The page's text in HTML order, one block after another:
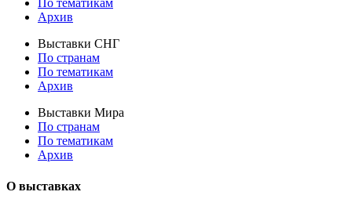
По тематикам
Архив
Выставки СНГ
По странам
По тематикам
Архив
Выставки Мира
По странам
По тематикам
Архив
О выставках